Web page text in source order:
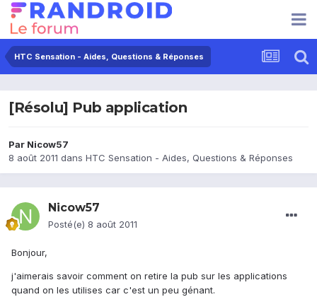
HTC Sensation - Aides, Questions & Réponses
[Résolu] Pub application
Par Nicow57
8 août 2011 dans HTC Sensation - Aides, Questions & Réponses
Nicow57
Posté(e) 8 août 2011
Bonjour,
j'aimerais savoir comment on retire la pub sur les applications
quand on les utilises car c'est un peu génant.